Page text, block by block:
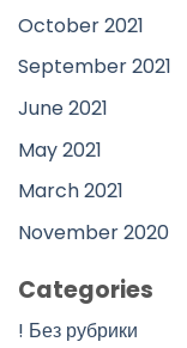
October 2021
September 2021
June 2021
May 2021
March 2021
November 2020
Categories
! Без рубрики